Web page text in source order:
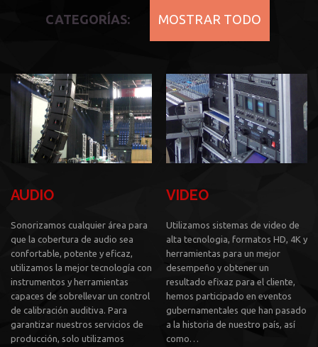
CATEGORÍAS: MOSTRAR TODO
AUDIO
Sonorizamos cualquier área para
que la cobertura de audio sea
confortable, potente y eficaz,
utilizamos la mejor tecnología con
instrumentos y herramientas
capaces de sobrellevar un control
de calibración auditiva. Para
garantizar nuestros servicios de
producción, solo utilizamos
VIDEO
Utilizamos sistemas de video de
alta tecnologia, formatos HD, 4K y
herramientas para un mejor
desempeño y obtener un
resultado efixaz para el cliente,
hemos participado en eventos
gubernamentales que han pasado
a la historia de nuestro país, así
como…